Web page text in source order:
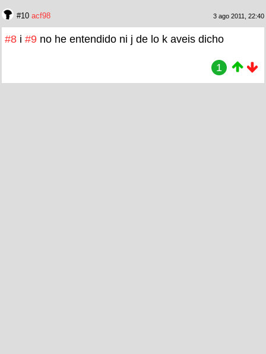
#10 acf98 3 ago 2011, 22:40
#8 i #9 no he entendido ni j de lo k aveis dicho
1